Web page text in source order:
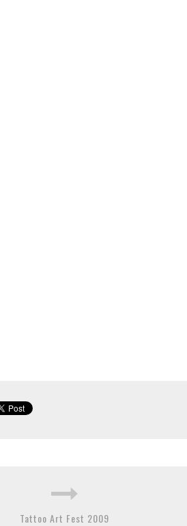
Tattoo Art Fest 2009